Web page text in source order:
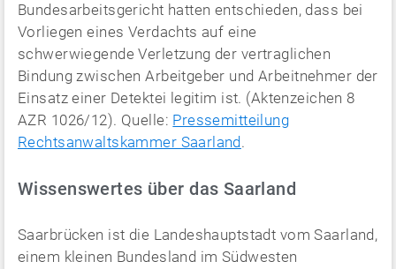
Bundesarbeitsgericht hatten entschieden, dass bei
Vorliegen eines Verdachts auf eine
schwerwiegende Verletzung der vertraglichen
Bindung zwischen Arbeitgeber und Arbeitnehmer der
Einsatz einer Detektei legitim ist. (Aktenzeichen 8
AZR 1026/12). Quelle: Pressemitteilung
Rechtsanwaltskammer Saarland.
Wissenswertes über das Saarland
Saarbrücken ist die Landeshauptstadt vom Saarland,
einem kleinen Bundesland im Südwesten